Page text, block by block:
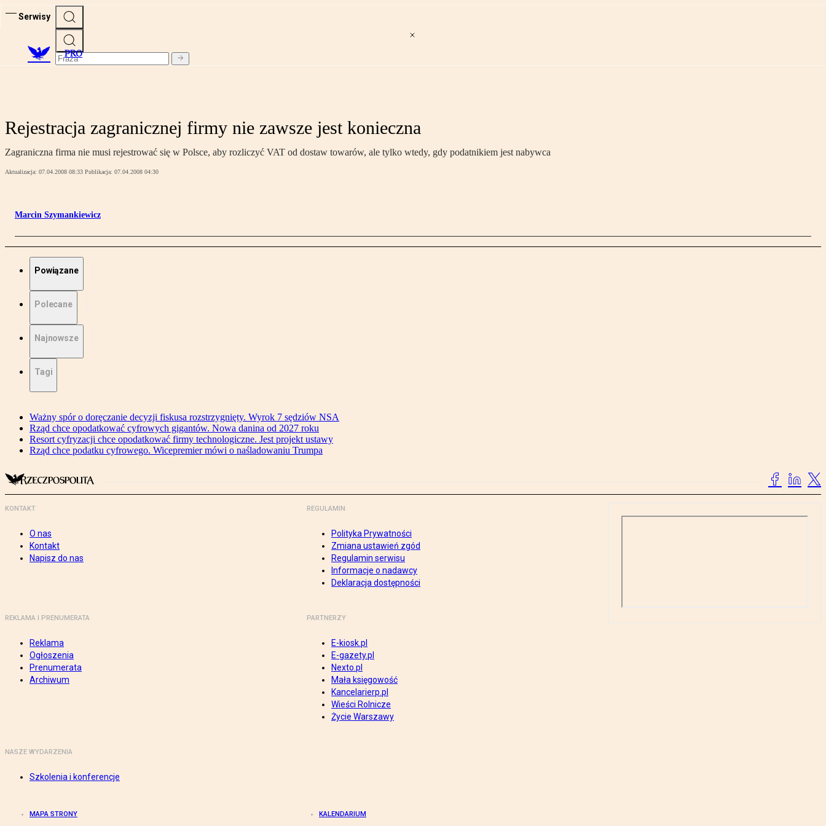
Serwisy
PRO
Rejestracja zagranicznej firmy nie zawsze jest konieczna
Zagraniczna firma nie musi rejestrować się w Polsce, aby rozliczyć VAT od dostaw towarów, ale tylko wtedy, gdy podatnikiem jest nabywca
Aktualizacja: 07.04.2008 08:33 Publikacja: 07.04.2008 04:30
Marcin Szymankiewicz
Powiązane
Polecane
Najnowsze
Tagi
Ważny spór o doręczanie decyzji fiskusa rozstrzygnięty. Wyrok 7 sędziów NSA
Rząd chce opodatkować cyfrowych gigantów. Nowa danina od 2027 roku
Resort cyfryzacji chce opodatkować firmy technologiczne. Jest projekt ustawy
Rząd chce podatku cyfrowego. Wicepremier mówi o naśladowaniu Trumpa
KONTAKT
O nas
Kontakt
Napisz do nas
REGULAMIN
Polityka Prywatności
Zmiana ustawień zgód
Regulamin serwisu
Informacje o nadawcy
Deklaracja dostępności
REKLAMA I PRENUMERATA
Reklama
Ogłoszenia
Prenumerata
Archiwum
PARTNERZY
E-kiosk.pl
E-gazety.pl
Nexto.pl
Mała księgowość
Kancelarierp.pl
Wieści Rolnicze
Życie Warszawy
NASZE WYDARZENIA
Szkolenia i konferencje
MAPA STRONY KALENDARIUM